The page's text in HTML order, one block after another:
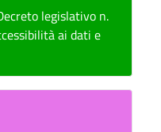
legislativo n.
ai dati e